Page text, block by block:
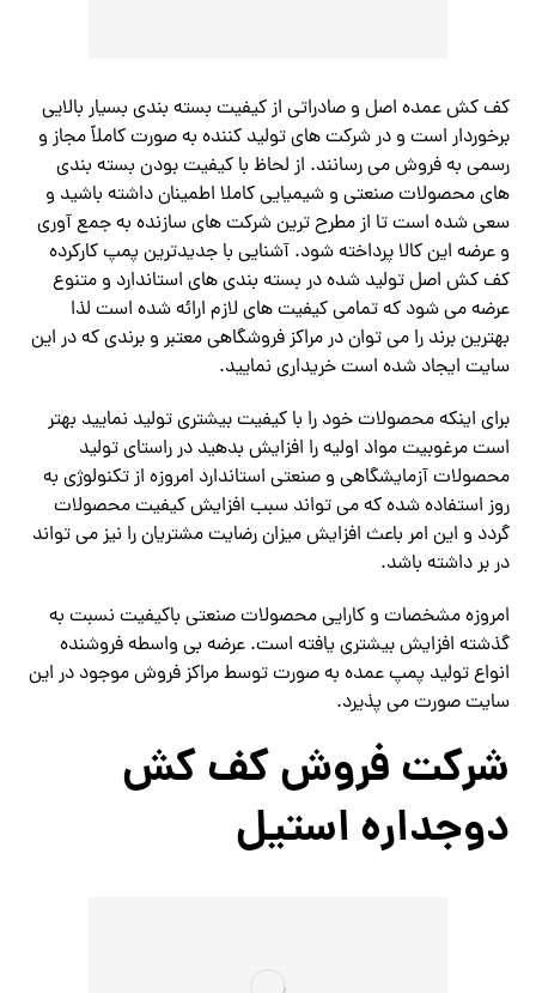
کف کش عمده اصل و صادراتی از کیفیت بسته بندی بسیار بالایی
برخوردار است و در شرکت های تولید کننده به صورت کاملاً مجاز و
رسمی به فروش می رسانند. از لحاظ با کیفیت بودن بسته بندی
های محصولات صنعتی و شیمیایی کاملا اطمینان داشته باشید و
سعی شده است تا از مطرح ترین شرکت های سازنده به جمع آوری
و عرضه این کالا پرداخته شود. آشنایی با جدیدترین پمپ کارکرده
کف کش اصلتولید شده در بسته بندی های استاندارد و متنوع
عرضه می شود که تمامی کیفیت های لازم ارائه شده است لذا
بهترین برند را می توان در مراکز فروشگاهی معتبر و برندی که در این
سایت ایجاد شده است خریداری نمایید.
برای اینکه محصولات خود را با کیفیت بیشتری تولید نمایید بهتر
است مرغوبیت مواد اولیه را افزایش بدهید در راستای تولید
محصولات آزمایشگاهی و صنعتی استاندارد امروزه از تکنولوژی به
روز استفاده شده که می تواند سبب افزایش کیفیت محصولات
گردد و این امر باعث افزایش میزان رضایت مشتریان را نیز می تواند
در بر داشته باشد.
امروزه مشخصات و کارایی محصولات صنعتی باکیفیت نسبت به
گذشته افزایش بیشتری یافته است.عرضه بی واسطه فروشنده
انواع تولید پمپ عمده به صورت توسط مراکز فروش موجود در این
سایت صورت می پذیرد.
شرکت فروش کف کش
دوجداره استیل